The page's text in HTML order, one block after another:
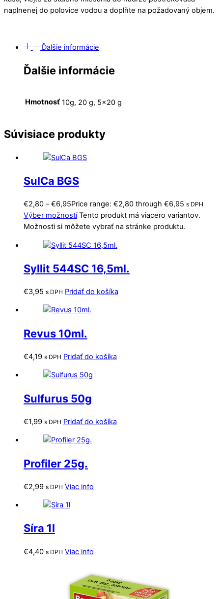
naplnenej do polovice vodou a doplňte na požadovaný objem.
Ďalšie informácie
Ďalšie informácie
Hmotnosť 10g, 20 g, 5×20 g
Súvisiace produkty
SulCa BGS
€2,80 – €6,95Price range: €2,80 through €6,95 s DPH
Výber možností Tento produkt má viacero variantov.
Možnosti si môžete vybrať na stránke produktu.
Syllit 544SC 16,5ml.
€3,95 s DPH Pridať do košíka
Revus 10ml.
€4,19 s DPH Pridať do košíka
Sulfurus 50g
€1,99 s DPH Pridať do košíka
Profiler 25g.
€2,99 s DPH Viac info
Síra 1l
€4,40 s DPH Viac info